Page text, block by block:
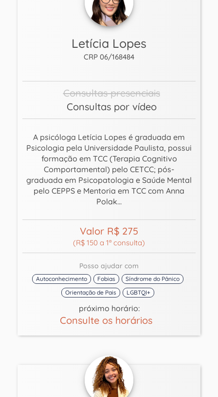
Letícia Lopes
CRP 06/168484
Consultas presenciais
Consultas por vídeo
A psicóloga Letícia Lopes é graduada em
Psicologia pela Universidade Paulista, possui
formação em TCC (Terapia Cognitivo
Comportamental) pelo CETCC; pós-
graduada em Psicopatologia e Saúde Mental
pelo CEPPS e Mentoria em TCC com Anna
Polak...
Valor R$ 275
(R$ 150 a 1ª consulta)
Posso ajudar com
Autoconhecimento Fobias
Síndrome do Pânico
Orientação de Pais
LGBTQI+
próximo horário:
Consulte os horários